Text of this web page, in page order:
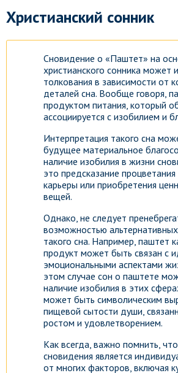
Христианский сонник
Сновидение о «Паштет» на
христианского сонника может
толкования в зависимости от
деталей сна. Вообще говоря,
продуктом питания, который
ассоциируется с изобилием и
Интерпретация такого сна
будущее материальное
наличие изобилия в жизни
это предсказание
карьеры или приобретения
вещей.
Однако, не следует
возможностью
такого сна. Например, паштет
продукт может быть связан с
эмоциональными аспектами
этом случае сон о паштете
наличие изобилия в этих
может быть символическим
пищевой сытости души,
ростом и удовлетворением.
Как всегда, важно помнить,
сновидения является
от многих факторов, включая